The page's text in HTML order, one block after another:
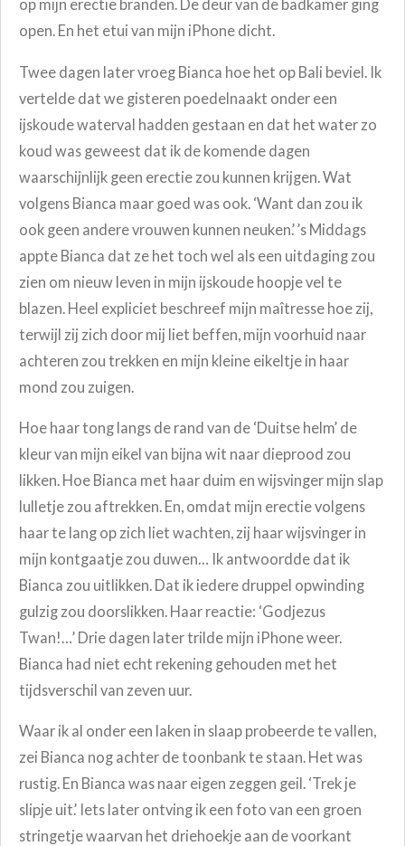
op mijn erectie branden. De deur van de badkamer ging
open. En het etui van mijn iPhone dicht.
Twee dagen later vroeg Bianca hoe het op Bali beviel. Ik
vertelde dat we gisteren poedelnaakt onder een
ijskoude waterval hadden gestaan en dat het water zo
koud was geweest dat ik de komende dagen
waarschijnlijk geen erectie zou kunnen krijgen. Wat
volgens Bianca maar goed was ook. ‘Want dan zou ik
ook geen andere vrouwen kunnen neuken.’ ’s Middags
appte Bianca dat ze het toch wel als een uitdaging zou
zien om nieuw leven in mijn ijskoude hoopje vel te
blazen. Heel expliciet beschreef mijn maîtresse hoe zij,
terwijl zij zich door mij liet beffen, mijn voorhuid naar
achteren zou trekken en mijn kleine eikeltje in haar
mond zou zuigen.
Hoe haar tong langs de rand van de ‘Duitse helm’ de
kleur van mijn eikel van bijna wit naar dieprood zou
likken. Hoe Bianca met haar duim en wijsvinger mijn slap
lulletje zou aftrekken. En, omdat mijn erectie volgens
haar te lang op zich liet wachten, zij haar wijsvinger in
mijn kontgaatje zou duwen… Ik antwoordde dat ik
Bianca zou uitlikken. Dat ik iedere druppel opwinding
gulzig zou doorslikken. Haar reactie: ‘Godjezus
Twan!…’ Drie dagen later trilde mijn iPhone weer.
Bianca had niet echt rekening gehouden met het
tijdsverschil van zeven uur.
Waar ik al onder een laken in slaap probeerde te vallen,
zei Bianca nog achter de toonbank te staan. Het was
rustig. En Bianca was naar eigen zeggen geil. ‘Trek je
slipje uit.’ Iets later ontving ik een foto van een groen
stringetje waarvan het driehoekje aan de voorkant